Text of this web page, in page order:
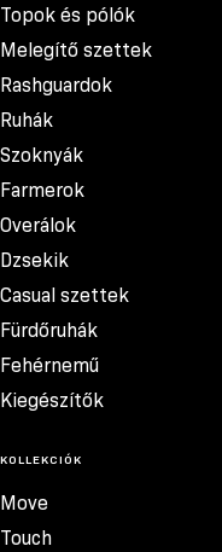
Topok és pólók
Melegítő szettek
Rashguardok
Ruhák
Szoknyák
Farmerok
Overálok
Dzsekik
Casual szettek
Fürdőruhák
Fehérnemű
Kiegészítők
KOLLEKCIÓK
Move
Touch